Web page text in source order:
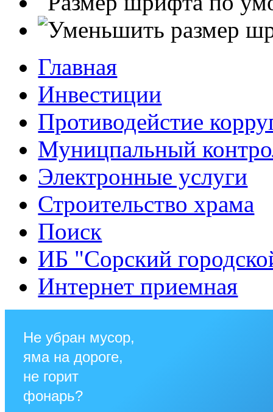
Главная
Инвестиции
Противодейстие
Муницпальный
Электронные услуги
Строительство храма
Поиск
ИБ "Сорский
Интернет приемная
Не убран мусор,
яма на дороге,
не горит
фонарь?